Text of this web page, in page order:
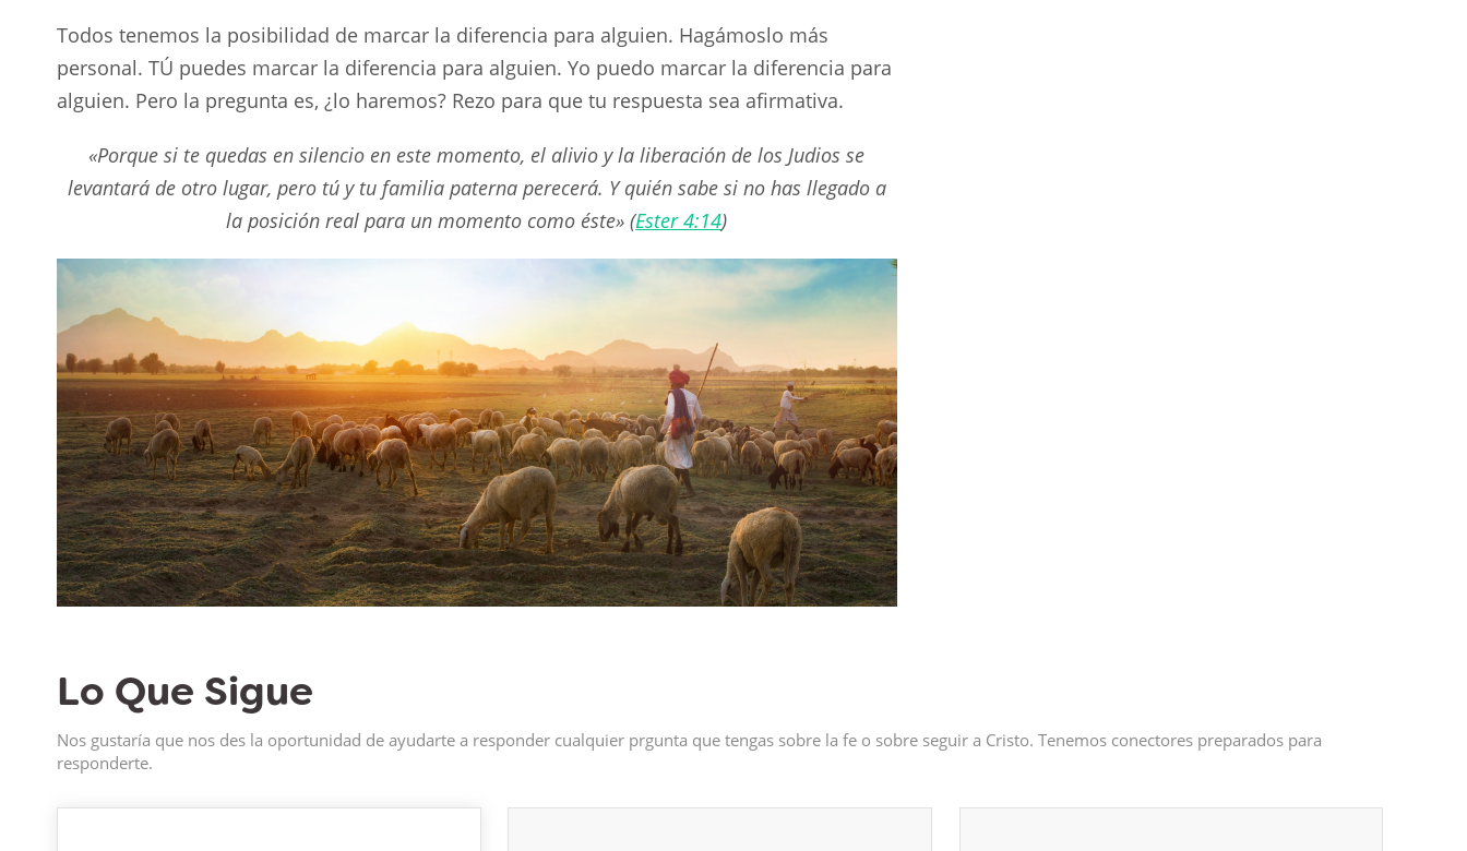
Todos tenemos la posibilidad de marcar la diferencia para alguien. Hagámoslo más
personal. TÚ puedes marcar la diferencia para alguien. Yo puedo marcar la diferencia para
alguien. Pero la pregunta es, ¿lo haremos? Rezo para que tu respuesta sea afirmativa.
«Porque si te quedas en silencio en este momento, el alivio y la liberación de los Judios se
levantará de otro lugar, pero tú y tu familia paterna perecerá. Y quién sabe si no has llegado a
la posición real para un momento como éste» (Ester 4:14)
Lo Que Sigue
Nos gustaría que nos des la oportunidad de ayudarte a responder cualquier prgunta que tengas sobre la fe o sobre seguir a Cristo. Tenemos conectores preparados para
responderte.